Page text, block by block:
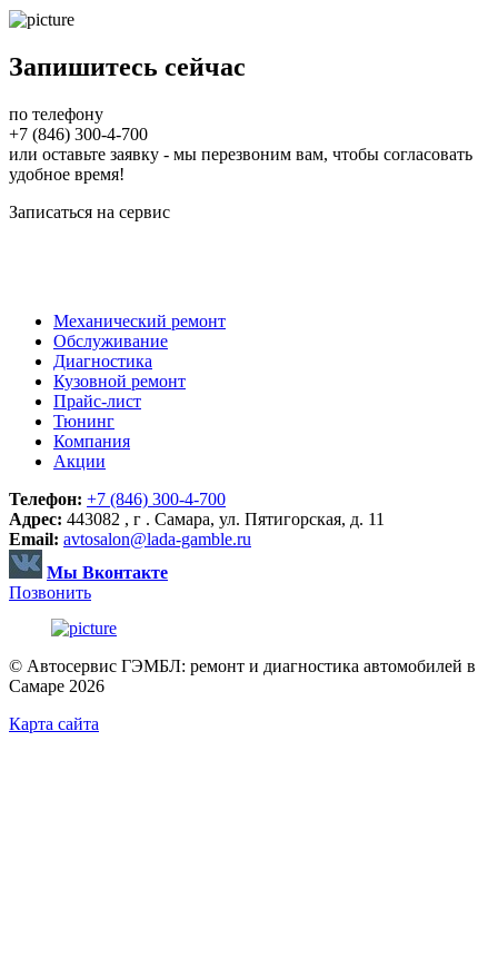
Запишитесь сейчас
по телефону
+7 (846) 300-4-700
или оставьте заявку - мы перезвоним вам, чтобы согласовать
удобное время!
Записаться на сервис
Механический ремонт
Обслуживание
Диагностика
Кузовной ремонт
Прайс-лист
Тюнинг
Компания
Акции
Телефон: +7 (846) 300-4-700
Адрес: 443082 , г . Самара, ул. Пятигорская, д. 11
Email: avtosalon@lada-gamble.ru
Мы Вконтакте
Позвонить
© Автосервис ГЭМБЛ: ремонт и диагностика автомобилей в
Самаре 2026
Карта сайта